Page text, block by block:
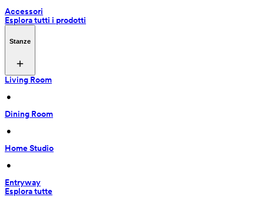
Accessori
Esplora tutti i prodotti
Stanze
Living Room
•
Dining Room
•
Home Studio
•
Entryway
Esplora tutte